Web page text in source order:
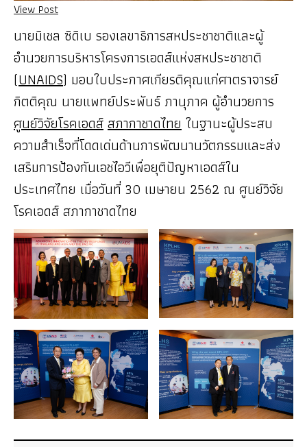
View Post
นายมิเชล ซิดิเบ รองเลขาธิการสหประชาชาติและผู้
อำนวยการบริหารโครงการเอดส์แห่งสหประชาชาติ
(UNAIDS) มอบใบประกาศเกียรติคุณแก่ศาตราจารย์
กิตติคุณ นายแพทย์ประพันธ์ ภานุภาค ผู้อำนวยการ
ศูนย์วิจัยโรคเอดส์สภากาชาดไทยในฐานะผู้ประสบ
ความสำเร็จที่โดดเด่นด้านการพัฒนานวัตกรรมและส่ง
เสริมการป้องกันเอชไอวีเพื่อยุติปัญหาเอดส์ใน
ประเทศไทย เมื่อวันที่ 30 เมษายน 2562 ณ ศูนย์วิจัย
โรคเอดส์ สภากาชาดไทย